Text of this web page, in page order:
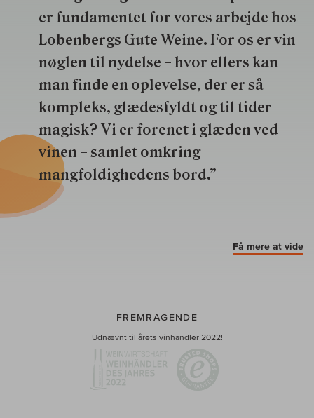
er fundamentet for vores arbejde hos
Lobenbergs Gute Weine. For os er vin
nøglen til nydelse – hvor ellers kan
man finde en oplevelse, der er så
kompleks, glædesfyldt og til tider
magisk? Vi er forenet i glæden ved
vinen – samlet omkring
mangfoldighedens bord.”
Få mere at vide
FREMRAGENDE
Udnævnt til årets vinhandler 2022!